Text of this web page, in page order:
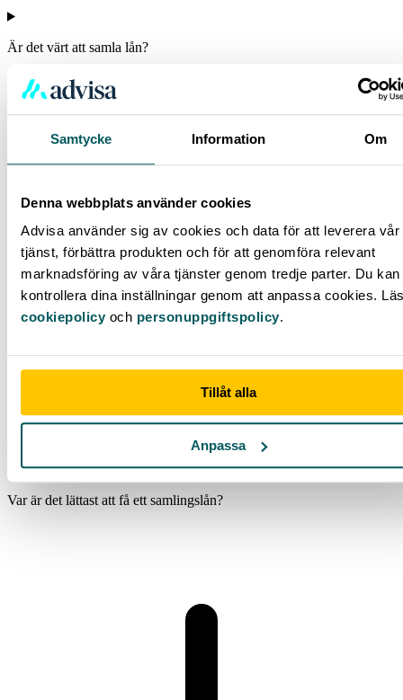
Samtycke Information Om
Denna webbplats använder cookies
Advisa använder sig av cookies och data för att leverera vår
tjänst, förbättra produkten och för att genomföra relevant
marknadsföring av våra tjänster genom tredje parter. Du
kontrollera dina inställningar genom att anpassa cookies.
cookiepolicyoch personuppgiftspolicy.
Tillåt alla
Anpassa
Är det värt att samla lån?
Var är det lättast att få ett samlingslån?